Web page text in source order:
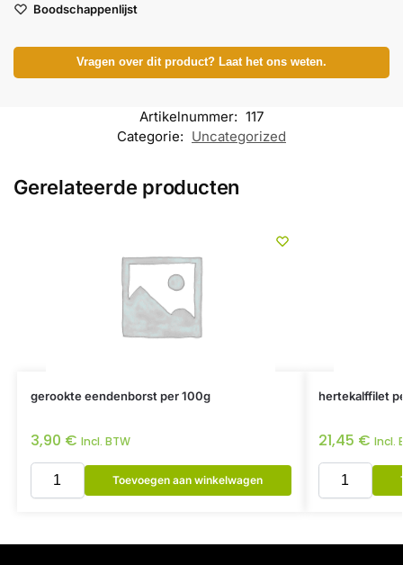
Boodschappenlijst
Vragen over dit product? Laat het ons weten.
Artikelnummer: 117
Categorie: Uncategorized
Gerelateerde producten
gerookte eendenborst per 100g
3,90 € Incl. BTW
Toevoegen aan winkelwagen
hertekalffilet
21,45 € Incl.